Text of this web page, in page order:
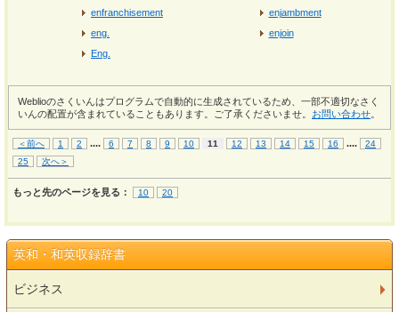
enfranchisement
eng.
Eng.
enjambment
enjoin
Weblioのさくいんはプログラムで自動的に生成されているため、一部不適切なさく
いんの配置が含まれていることもあります。ご了承くださいませ。 お問い合わせ
＜前へ 1 2 .... 6 7 8 9 10 11 12 13 14 15 16 ....
24
25
次へ＞
もっと先のページを見る： 10 20
英和・和英収録辞書
ビジネス